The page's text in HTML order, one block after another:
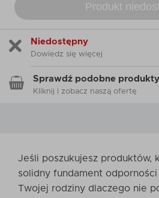
Produkt
Niedostępny
Dowiedz się więcej
Sprawdź podobne produkty
Kliknij i zobacz naszą ofertę
Jeśli poszukujesz produktów,
solidny fundament odporności
Twojej rodziny dlaczego nie